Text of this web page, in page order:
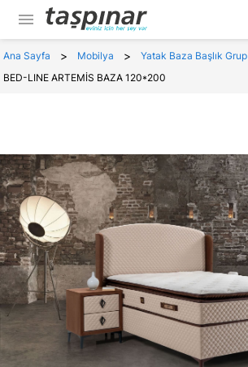
menu
Ana Sayfa > Mobilya > Yatak Baza Başlık Grup
BED-LINE ARTEMİS BAZA 120*200